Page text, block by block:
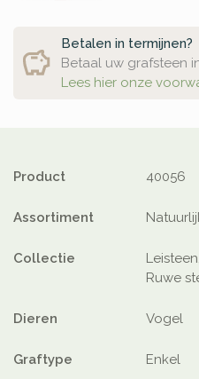
Betalen in termijnen?
Betaal uw grafsteen
Lees hier onze
Product 40056
Assortiment
Collectie
Ruwe
Dieren Vogel
Graftype Enkel